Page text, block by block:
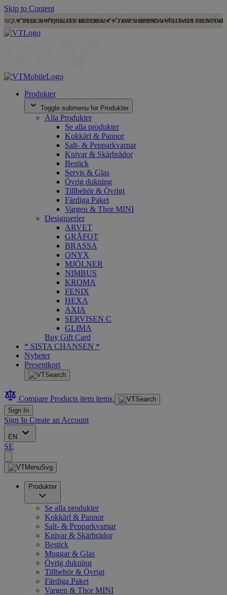
Skip to Content
DESIGN QUALITY MATERIALS FAST SHIPPING WORLDWIDE FROM
FREE SHIPPING AND RETURNS 1-3 DAYS SHIPPING 30 DAYS OPEN
Produkter
Toggle submenu for Produkter
Alla Produkter
Se alla produkter
Kokkärl & Pannor
Salt- & Pepparkvarnar
Knivar & Skärbrädor
Bestick
Servis & Glas
Övrig dukning
Tillbehör & Övrigt
Färdiga Paket
Vargen & Thor MINI
Designserier
ARVET
GRÅFOT
BRASSA
ONYX
MJÖLNER
NIMBUS
KROMA
FENIX
HEXA
AXIA
SERVISEN C
GLIMA
Buy Gift Card
* SISTA CHANSEN *
Nyheter
Presentkort
Compare Products item items
Sign In
Sign In Create an Account
EN
SE
Produkter
Se alla produkter
Kokkärl & Pannor
Salt- & Pepparkvarnar
Knivar & Skärbrädor
Bestick
Muggar & Glas
Övrig dukning
Tillbehör & Övrigt
Färdiga Paket
Vargen & Thor MINI